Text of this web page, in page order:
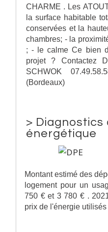
CHARME . Les
la surface habitable
conservées et la
chambres; - la
; - le calme Ce bien
projet ? Contactez
SCHWOK
(Bordeaux)
>
énergétique
Montant estimé des
logement pour un
750 € et 3 780 € .
prix de l'énergie